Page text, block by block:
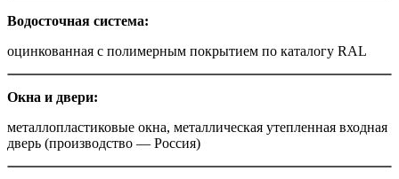
Водосточная система:
оцинкованная с полимерным покрытием по каталогу RAL
Окна и двери:
металлопластиковые окна, металлическая утепленная входная
дверь (производство — Россия)